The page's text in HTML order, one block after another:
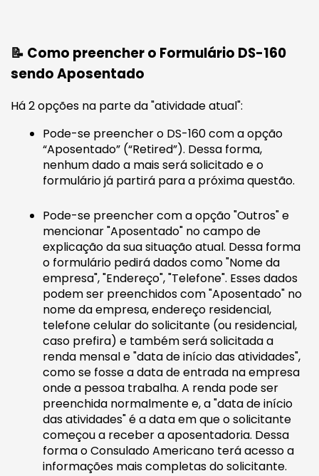
📝 Como preencher o Formulário DS-160
sendo Aposentado
Há 2 opções na parte da "atividade atual":
Pode-se preencher o DS-160 com a opção
“Aposentado” (“Retired”). Dessa forma,
nenhum dado a mais será solicitado e o
formulário já partirá para a próxima questão.
Pode-se preencher com a opção "Outros" e
mencionar "Aposentado" no campo de
explicação da sua situação atual. Dessa forma
o formulário pedirá dados como "Nome da
empresa", "Endereço", "Telefone". Esses dados
podem ser preenchidos com "Aposentado" no
nome da empresa, endereço residencial,
telefone celular do solicitante (ou residencial,
caso prefira) e também será solicitada a
renda mensal e "data de início das atividades",
como se fosse a data de entrada na empresa
onde a pessoa trabalha. A renda pode ser
preenchida normalmente e, a "data de início
das atividades" é a data em que o solicitante
começou a receber a aposentadoria. Dessa
forma o Consulado Americano terá acesso a
informações mais completas do solicitante.